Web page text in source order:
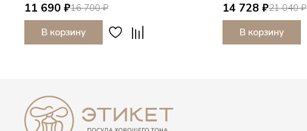
16 700 ₽
11 690 ₽
В корзину
21 040 ₽
14 728 ₽
В корзину